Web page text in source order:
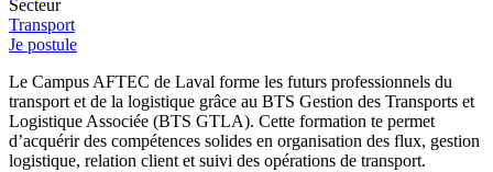
Secteur
Transport
Je postule
Le Campus AFTEC de Laval forme les futurs professionnels du
transport et de la logistique grâce au BTS Gestion des Transports et
Logistique Associée (BTS GTLA). Cette formation te permet
d’acquérir des compétences solides en organisation des flux, gestion
logistique, relation client et suivi des opérations de transport.